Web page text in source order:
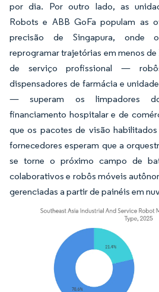
por dia. Por outro lado, as
Robots e ABB GoFa populam as
precisão de Singapura, onde
reprogramar trajetórias em menos
de serviço profissional —
dispensadores de farmácia e
— superam os limpadores
financiamento hospitalar e de
que os pacotes de visão
fornecedores esperam que a
se torne o próximo campo de
colaborativos e robôs móveis
gerenciadas a partir de painéis em